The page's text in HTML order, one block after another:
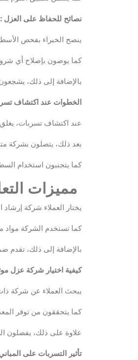
نصائح للحفاظ على العزل :
ينصح الخبراء بفحص
كما يوصون بإصلاح أي
بالإضافة إلى ذلك،
الخطوات عند اكتشاف
عند اكتشاف تسربات، يغلق
بعد ذلك، يتصلون بشركة
كما يتجنبون استخدام
مميزات
يختار العملاء شركة
كما تستخدم الشركة مواد
بالإضافة إلى ذلك، تقدم
كيفية اختيار شركة عزل
يبحث العملاء عن شركة
كما يتحققون من توفر
علاوة على ذلك، يفضلون
تأثير التسربات على